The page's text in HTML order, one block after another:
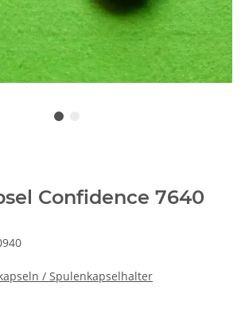
Confidence 7640
/ Spulenkapselhalter